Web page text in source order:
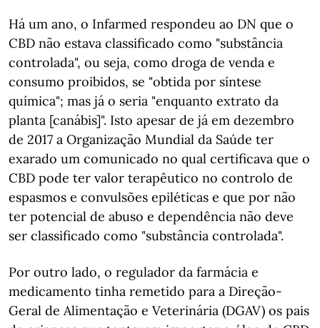
Há um ano, o Infarmed respondeu ao DN que o
CBD não estava classificado como "substância
controlada", ou seja, como droga de venda e
consumo proibidos, se "obtida por síntese
química"; mas já o seria "enquanto extrato da
planta [canábis]". Isto apesar de já em dezembro
de 2017 a Organização Mundial da Saúde ter
exarado um comunicado no qual certificava que o
CBD pode ter valor terapêutico no controlo de
espasmos e convulsões epiléticas e que por não
ter potencial de abuso e dependência não deve
ser classificado como "substância controlada".
Por outro lado, o regulador da farmácia e
medicamento tinha remetido para a Direção-
Geral de Alimentação e Veterinária (DGAV) os pais